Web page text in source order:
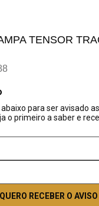
TENSOR